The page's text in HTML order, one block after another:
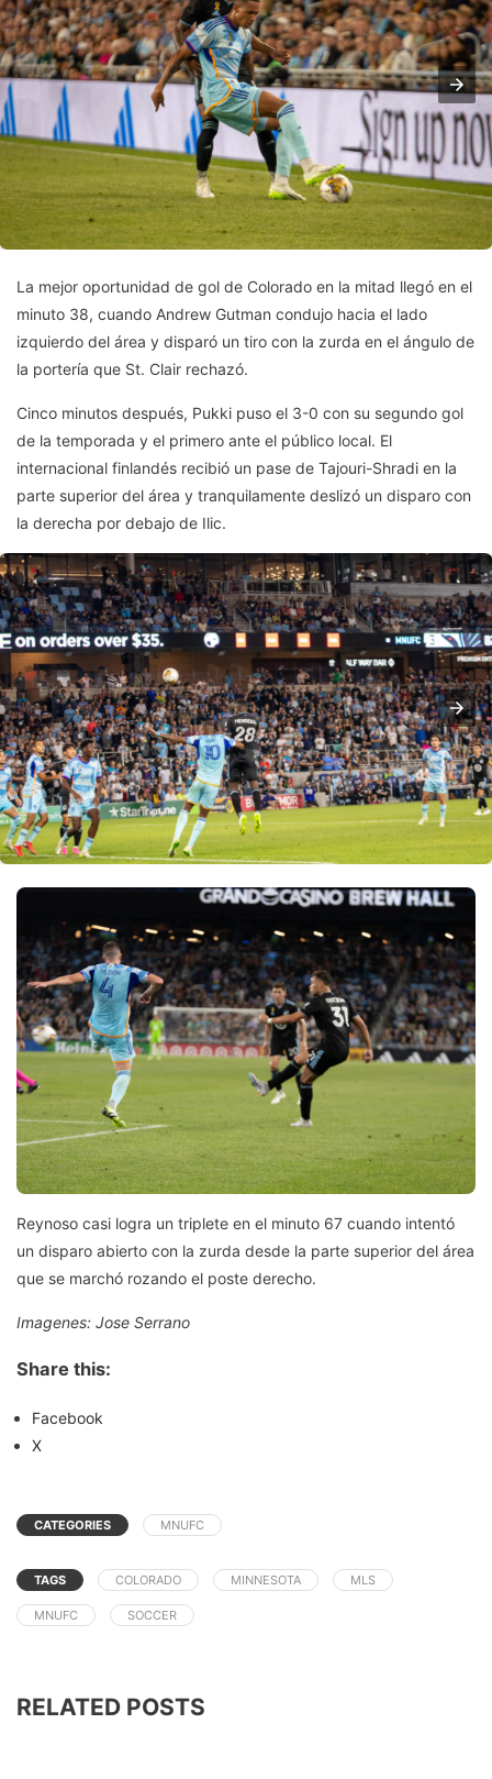
La mejor oportunidad de gol de Colorado en la mitad llegó en el
minuto 38, cuando Andrew Gutman condujo hacia el lado
izquierdo del área y disparó un tiro con la zurda en el ángulo de
la portería que St. Clair rechazó.
Cinco minutos después, Pukki puso el 3-0 con su segundo gol
de la temporada y el primero ante el público local. El
internacional finlandés recibió un pase de Tajouri-Shradi en la
parte superior del área y tranquilamente deslizó un disparo con
la derecha por debajo de Ilic.
Reynoso casi logra un triplete en el minuto 67 cuando intentó
un disparo abierto con la zurda desde la parte superior del área
que se marchó rozando el poste derecho.
Imagenes: Jose Serrano
Share this:
Facebook
X
CATEGORIES MNUFC
TAGS COLORADO MINNESOTA MLS
MNUFC SOCCER
RELATED POSTS